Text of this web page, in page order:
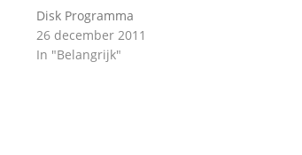
Disk Programma
26 december 2011
In "Belangrijk"